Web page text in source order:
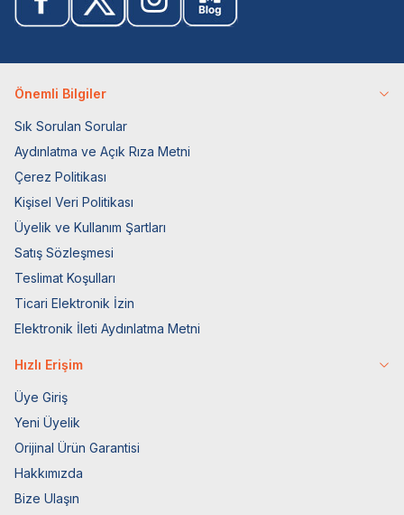
Önemli Bilgiler
Sık Sorulan Sorular
Aydınlatma ve Açık Rıza Metni
Çerez Politikası
Kişisel Veri Politikası
Üyelik ve Kullanım Şartları
Satış Sözleşmesi
Teslimat Koşulları
Ticari Elektronik İzin
Elektronik İleti Aydınlatma Metni
Hızlı Erişim
Üye Giriş
Yeni Üyelik
Orijinal Ürün Garantisi
Hakkımızda
Bize Ulaşın